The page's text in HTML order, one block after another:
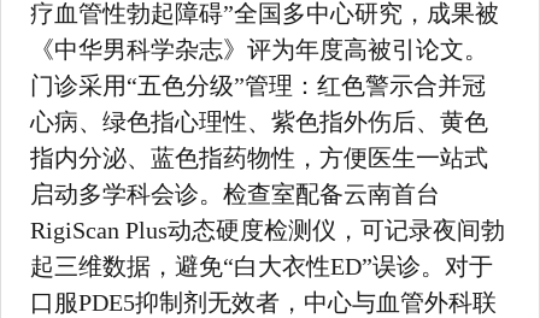
疗血管性勃起障碍”全国多中心研究，成果被
《中华男科学杂志》评为年度高被引论文。
门诊采用“五色分级”管理：红色警示合并冠
心病、绿色指心理性、紫色指外伤后、黄色
指内分泌、蓝色指药物性，方便医生一站式
启动多学科会诊。检查室配备云南首台
RigiScan Plus动态硬度检测仪，可记录夜间勃
起三维数据，避免“白大衣性ED”误诊。对于
口服PDE5抑制剂无效者，中心与血管外科联